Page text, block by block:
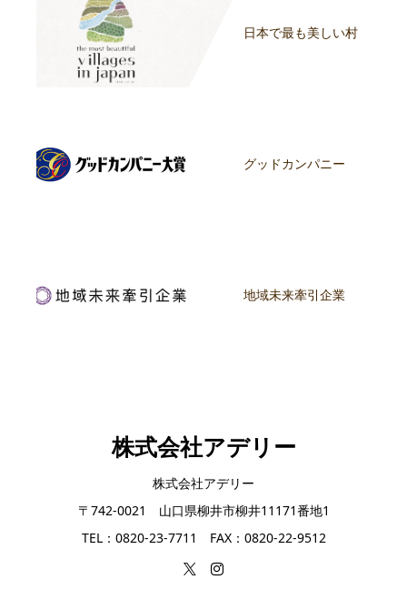
日本で最も美しい村
グッドカンパニー
地域未来牽引企業
株式会社アデリー
株式会社アデリー
〒742-0021 山口県柳井市柳井11171番地1
TEL：0820-23-7711 FAX：0820-22-9512